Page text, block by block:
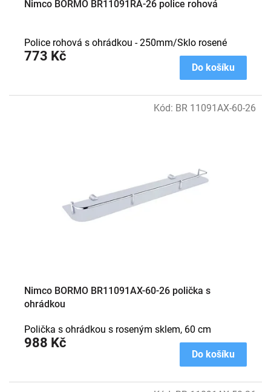
Nimco BORMO BR11091RA-26 police rohová
773 Kč
Do košíku
Police rohová s ohrádkou - 250mm/Sklo rosené
Nimco BORMO BR11091AX-60-26 polička s
ohrádkou
988 Kč
Do košíku
Polička s ohrádkou s roseným sklem, 60 cm
Kód: BR 11091AX-60-26